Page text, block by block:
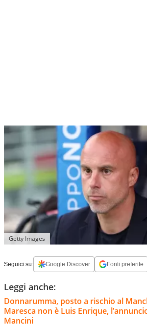
Getty Images
Seguici su: Google Discover Fonti preferite
Leggi anche:
Donnarumma, posto a rischio al
Maresca non è Luis Enrique,
Mancini